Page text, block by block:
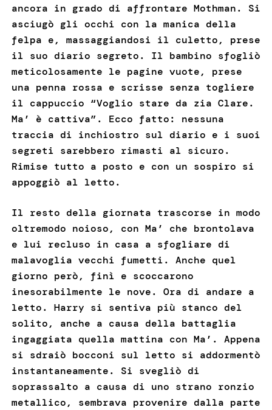
ancora in grado di affrontare Mothman. Si
asciugò gli occhi con la manica della
felpa e, massaggiandosi il culetto, prese
il suo diario segreto. Il bambino sfogliò
meticolosamente le pagine vuote, prese
una penna rossa e scrisse senza togliere
il cappuccio “Voglio stare da zia Clare.
Ma’ è cattiva”. Ecco fatto: nessuna
traccia di inchiostro sul diario e i suoi
segreti sarebbero rimasti al sicuro.
Rimise tutto a posto e con un sospiro si
appoggiò al letto.
Il resto della giornata trascorse in modo
oltremodo noioso, con Ma’ che brontolava
e lui recluso in casa a sfogliare di
malavoglia vecchi fumetti. Anche quel
giorno però, finì e scoccarono
inesorabilmente le nove. Ora di andare a
letto. Harry si sentiva più stanco del
solito, anche a causa della battaglia
ingaggiata quella mattina con Ma’. Appena
si sdraiò bocconi sul letto si addormentò
instantaneamente. Si svegliò di
soprassalto a causa di uno strano ronzio
metallico, sembrava provenire dalla parte